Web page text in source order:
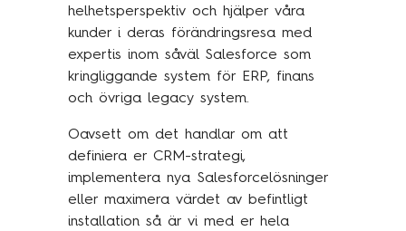
helhetsperspektiv och hjälper våra
kunder i deras förändringsresa​ med
expertis inom såväl Salesforce som
kringliggande system för ERP, finans
och övriga legacy system.
Oavsett om det handlar om att
definiera er CRM-strategi,
implementera nya Salesforcelösninger
eller maximera värdet av befintligt
installation så är vi med er hela